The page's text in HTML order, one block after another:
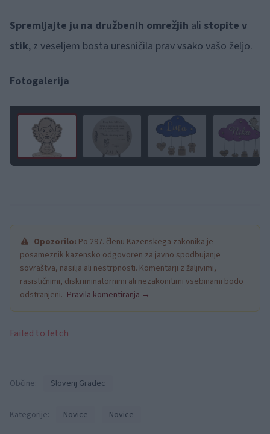
Spremljajte ju na družbenih omrežjih ali stopite v
stik, z veseljem bosta uresničila prav vsako vašo željo.
Fotogalerija
Opozorilo: Po 297. členu Kazenskega zakonika je
posameznik kazensko odgovoren za javno spodbujanje
sovraštva, nasilja ali nestrpnosti. Komentarji z žaljivimi,
rasističnimi, diskriminatornimi ali nezakonitimi vsebinami bodo
odstranjeni. Pravila komentiranja →
Failed to fetch
Občine: Slovenj Gradec
Kategorije: Novice Novice